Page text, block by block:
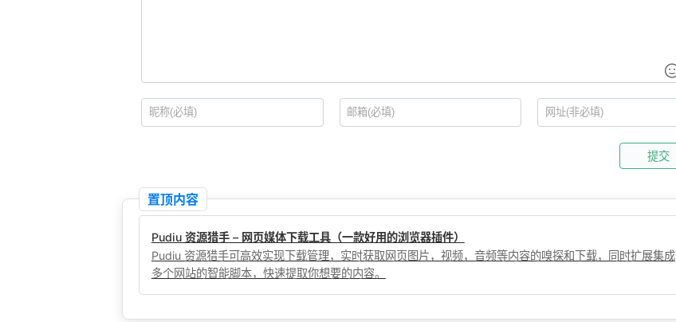
提交
置顶内容
Pudiu 资源猎手 – 网页媒体下载工具（一款好用的浏览器插件）
Pudiu 资源猎手可高效实现下载管理，实时获取网页图片，视频，音频等内容的嗅探和下载，同时扩展集成
多个网站的智能脚本，快速提取你想要的内容。